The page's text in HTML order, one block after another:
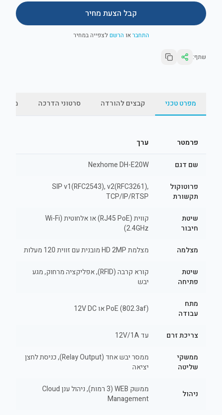
קבל הצעת מחיר
התחבראו הרשםלצפייה במחיר
שתף:
מפרט טכני קבצים להורדה סרטוני הדרכה
פרמטר ערך
שם דגם Nexhome DH-E20W
פרוטוקול
תקשורת
SIP v1(RFC2543), v2(RFC3261),
TCP/IP/RTSP
שיטת
חיבור
קווית (RJ45 PoE) או אלחוטית (Wi-Fi
2.4GHz)
מצלמה מצלמת HD 2MP מובנית עם זווית 120 מעלות
שיטת
פתיחה
קורא קרבה (RFID), אפליקציה מרחוק, מגע
יבש
מתח
עבודה
PoE (802.3af) או 12V DC
צריכת זרם עד 12V/1A
ממשקי
שליטה
ממסר יבש אחד (Relay Output), כניסת לחצן
יציאה
ניהול
ממשק WEB (3 רמות), ניהול ענן Cloud
Management